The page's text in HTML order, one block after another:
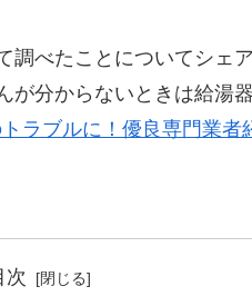
調べたことについてシェ
分からないときは給湯
トラブルに！優良専門業者
次